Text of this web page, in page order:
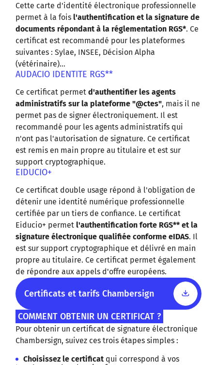
Cette carte d'identité électronique professionnelle
permet à la fois l'authentification et la signature de
documents répondant à la réglementation RGS*. Ce
certificat est recommandé pour les plateformes
suivantes : Sylae, INSEE, Décision Alpha
(vétérinaire)...
AUDACIO IDENTITE RGS**
Ce certificat permet d'authentifier les agents
administratifs sur la plateforme "@ctes", mais il ne
permet pas de signer électroniquement. Il est
recommandé pour les agents administratifs qui
n'ont pas l'autorisation de signature. Ce certificat
est remis en main propre au titulaire et est sur
support cryptographique.
EIDUCIO+
Ce certificat double usage répond à l'obligation de
détenir une identité numérique professionnelle
certifiée par un tiers de confiance. Le certificat
Eiducio+ permet l'authentification forte RGS** et la
signature électronique qualifiée conforme eIDAS. Il
est sur support cryptographique et délivré en main
propre au titulaire. Ce certificat permet également
de répondre aux appels d'offre européens.
Certificats et tarifs Chambersign
COMMENT OBTENIR UN CERTIFICAT ?
Pour obtenir un certificat de signature électronique
Chambersign, suivez ces trois étapes simples :
Choisissez le certificat qui correspond à vos